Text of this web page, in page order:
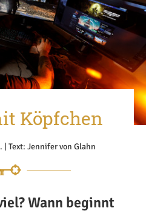
Köpfchen
| Text: Jennifer von Glahn
Wann beginnt